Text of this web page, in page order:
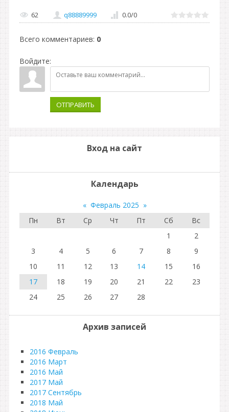
62 q88889999 0.0/0
Всего комментариев: 0
Войдите:
ОТПРАВИТЬ
Вход на сайт
Календарь
« Февраль 2025 »
Пн
Вт Ср Чт Пт Сб
Вс
1
2
3
4 5 6 7 8
9
10
11 12 13 14 15
16
17
18 19 20 21 22
23
24
25 26 27 28
Архив записей
2016 Февраль
2016 Март
2016 Май
2017 Май
2017 Сентябрь
2018 Май